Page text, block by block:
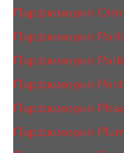
Парфюмерия
Парфюмерия
Парфюмерия
Парфюмерия
Парфюмерия
Парфюмерия